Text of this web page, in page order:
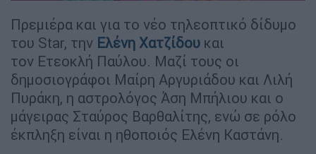
Πρεμιέρα και για το νέο τηλεοπτικό δίδυμο
του Star, την Ελένη Χατζίδου και
τον Ετεοκλή Παύλου. Μαζί τους οι
δημοσιογράφοι Μαίρη Αργυριάδου και Λιλή
Πυράκη, η αστρολόγος Άση Μπήλιου και ο
μάγειρας Σταύρος Βαρθαλίτης, ενώ σε ρόλο
έκπληξη είναι η ηθοποιός Ελένη Καστάνη.